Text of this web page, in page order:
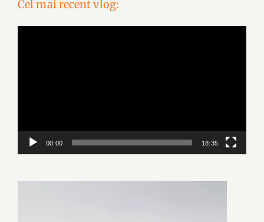
Cel mai recent vlog:
00:00 18:35